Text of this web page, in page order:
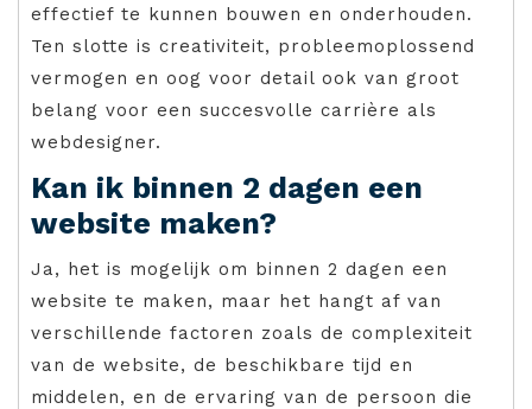
effectief te kunnen bouwen en onderhouden.
Ten slotte is creativiteit, probleemoplossend
vermogen en oog voor detail ook van groot
belang voor een succesvolle carrière als
webdesigner.
Kan ik binnen 2 dagen een
website maken?
Ja, het is mogelijk om binnen 2 dagen een
website te maken, maar het hangt af van
verschillende factoren zoals de complexiteit
van de website, de beschikbare tijd en
middelen, en de ervaring van de persoon die